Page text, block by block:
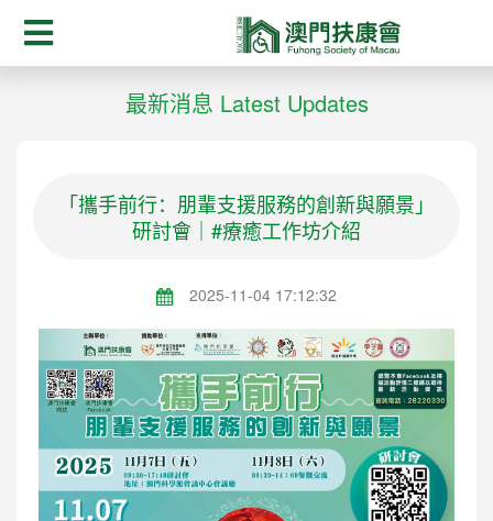
最新消息 Latest Updates
「攜手前行：朋輩支援服務的創新與願景」
研討會｜#療癒工作坊介紹
2025-11-04 17:12:32